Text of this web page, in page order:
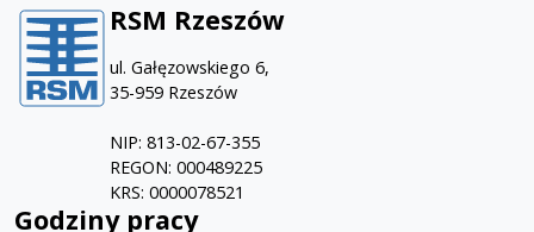
RSM Rzeszów
ul. Gałęzowskiego 6,
35-959 Rzeszów
NIP: 813-02-67-355
REGON: 000489225
KRS: 0000078521
Godziny pracy